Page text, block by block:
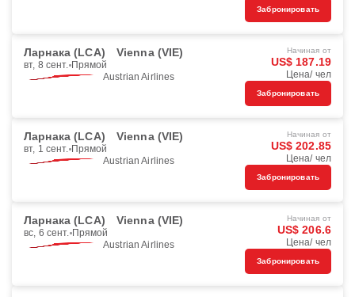
Забронировать
Ларнака (LCA) Vienna (VIE)
вт, 8 сент. Прямой
Austrian Airlines
Начиная от
US$ 187.19
Цена/ чел
Забронировать
Ларнака (LCA) Vienna (VIE)
вт, 1 сент. Прямой
Austrian Airlines
Начиная от
US$ 202.85
Цена/ чел
Забронировать
Ларнака (LCA) Vienna (VIE)
вс, 6 сент. Прямой
Austrian Airlines
Начиная от
US$ 206.6
Цена/ чел
Забронировать